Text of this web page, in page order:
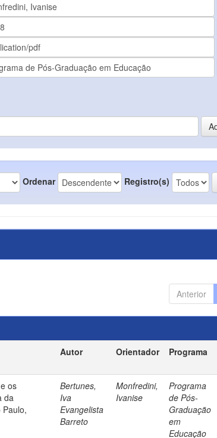
Ordenar Registro(s)
Anterior
Autor Orientador Programa
os
da
Bertunes,
Iva
Evangelista
Barreto
Monfredini,
Ivanise
Programa
de Pós-
Graduação
em
Educação